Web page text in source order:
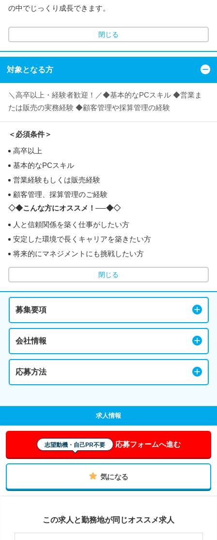
の中でじっくり成長できます。
閉じる
対象となる方
＼高卒以上・経験者歓迎！／◆基本的なPCスキル ◆営業ま
たは販売の実務経験 ◆顧客管理や採算管理の経験
＜必須条件＞
高卒以上
基本的なPCスキル
営業経験もしくは販売経験
顧客管理、採算管理のご経験
◇◆こんな方にオススメ！──◆◇
人と信頼関係を築く仕事がしたい方
安定した環境で長くキャリアを築きたい方
将来的にマネジメントにも挑戦したい方
閉じる
募集要項
会社情報
応募方法
求人情報
志望動機・自己PR不要 応募フォームへ進む
気になる
この求人と勤務地が同じオススメ求人